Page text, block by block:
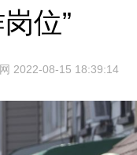
位”
2022-08-15 18:39:14